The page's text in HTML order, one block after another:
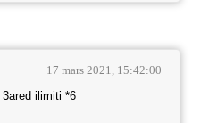
17 mars 2021, 15:42:00
ilimiti *6